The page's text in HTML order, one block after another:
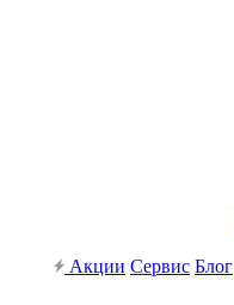
Акции Сервис Блог